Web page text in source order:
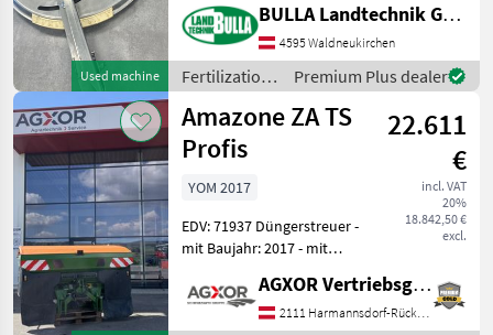
Used machine
Spreader-type: Two-disk
spreader Fertilization and
irrigation equi
BULLA Landtechnik GmbH Ersatzteile
4595 Waldneukirchen
Fertilization
and
irrigation
equipment /
Amazone
Premium Plus dealer
Amazone ZA TS
Profis
22.611
€
incl. VAT
20%
18.842,50 €
excl.
YOM 2017
EDV: 71937 Düngerstreuer -
mit Baujahr: 2017 - mit
Beleuchtung - mit 3
Punktanbau - mit
AGXOR Vertriebsgesellschaft Ost GmbH
2111 Harmannsdorf-Rückersdorf